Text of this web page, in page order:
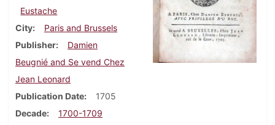
Eustache
City
Paris and Brussels
Publisher
Damien
Beugnié and Se vend Chez
Jean Leonard
Publication Date
1705
Decade
1700-1709